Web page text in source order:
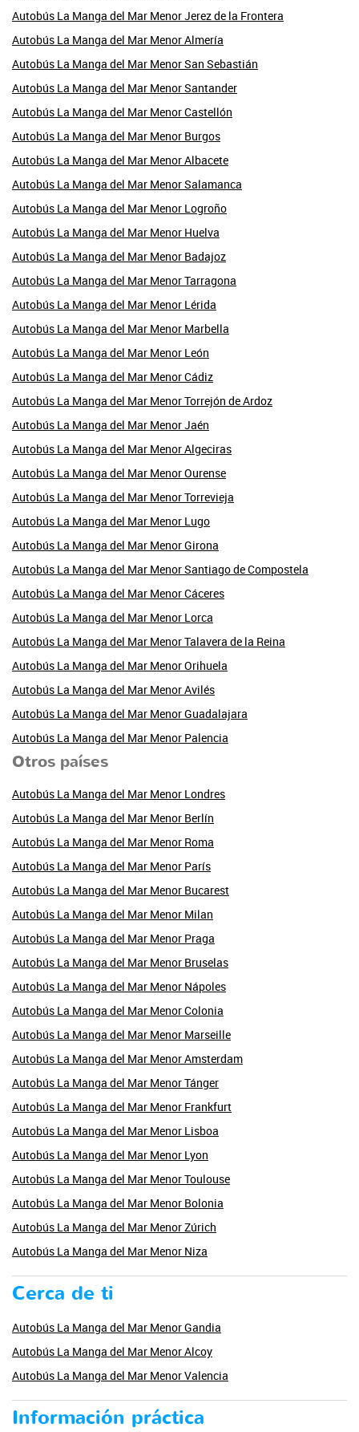
Autobús La Manga del Mar Menor Jerez de la Frontera
Autobús La Manga del Mar Menor Almería
Autobús La Manga del Mar Menor San Sebastián
Autobús La Manga del Mar Menor Santander
Autobús La Manga del Mar Menor Castellón
Autobús La Manga del Mar Menor Burgos
Autobús La Manga del Mar Menor Albacete
Autobús La Manga del Mar Menor Salamanca
Autobús La Manga del Mar Menor Logroño
Autobús La Manga del Mar Menor Huelva
Autobús La Manga del Mar Menor Badajoz
Autobús La Manga del Mar Menor Tarragona
Autobús La Manga del Mar Menor Lérida
Autobús La Manga del Mar Menor Marbella
Autobús La Manga del Mar Menor León
Autobús La Manga del Mar Menor Cádiz
Autobús La Manga del Mar Menor Torrejón de Ardoz
Autobús La Manga del Mar Menor Jaén
Autobús La Manga del Mar Menor Algeciras
Autobús La Manga del Mar Menor Ourense
Autobús La Manga del Mar Menor Torrevieja
Autobús La Manga del Mar Menor Lugo
Autobús La Manga del Mar Menor Girona
Autobús La Manga del Mar Menor Santiago de Compostela
Autobús La Manga del Mar Menor Cáceres
Autobús La Manga del Mar Menor Lorca
Autobús La Manga del Mar Menor Talavera de la Reina
Autobús La Manga del Mar Menor Orihuela
Autobús La Manga del Mar Menor Avilés
Autobús La Manga del Mar Menor Guadalajara
Autobús La Manga del Mar Menor Palencia
Otros países
Autobús La Manga del Mar Menor Londres
Autobús La Manga del Mar Menor Berlín
Autobús La Manga del Mar Menor Roma
Autobús La Manga del Mar Menor París
Autobús La Manga del Mar Menor Bucarest
Autobús La Manga del Mar Menor Milan
Autobús La Manga del Mar Menor Praga
Autobús La Manga del Mar Menor Bruselas
Autobús La Manga del Mar Menor Nápoles
Autobús La Manga del Mar Menor Colonia
Autobús La Manga del Mar Menor Marseille
Autobús La Manga del Mar Menor Amsterdam
Autobús La Manga del Mar Menor Tánger
Autobús La Manga del Mar Menor Frankfurt
Autobús La Manga del Mar Menor Lisboa
Autobús La Manga del Mar Menor Lyon
Autobús La Manga del Mar Menor Toulouse
Autobús La Manga del Mar Menor Bolonia
Autobús La Manga del Mar Menor Zúrich
Autobús La Manga del Mar Menor Niza
Cerca de ti
Autobús La Manga del Mar Menor Gandia
Autobús La Manga del Mar Menor Alcoy
Autobús La Manga del Mar Menor Valencia
Información práctica